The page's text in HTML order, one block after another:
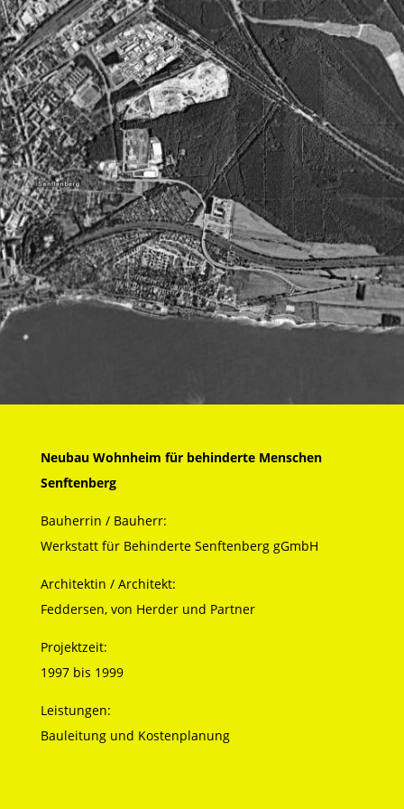
Neubau Wohnheim für behinderte Menschen
Senftenberg
Bauherrin / Bauherr:
Werkstatt für Behinderte Senftenberg gGmbH
Architektin / Architekt:
Feddersen, von Herder und Partner
Projektzeit:
1997 bis 1999
Leistungen:
Bauleitung und Kostenplanung